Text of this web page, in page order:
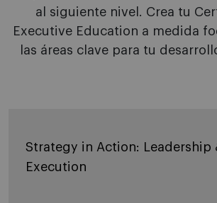
al siguiente nivel. Crea tu
Executive Education a medida
las áreas clave para tu
Strategy in Action: Leadership
Execution